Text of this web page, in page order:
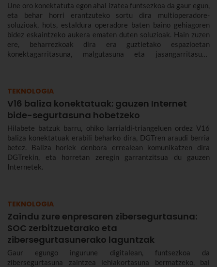
Une oro konektatuta egon ahal izatea funtsezkoa da gaur egun,
eta behar horri erantzuteko sortu dira multioperadore-
soluzioak, hots, estaldura operadore baten baino gehiagoren
bidez eskaintzeko aukera ematen duten soluzioak. Hain zuzen
ere, beharrezkoak dira era guztietako espazioetan
konektagarritasuna, malgutasuna eta jasangarritasuna
TEKNOLOGIA
V16 baliza konektatuak: gauzen Internet
bide-segurtasuna hobetzeko
Hilabete batzuk barru, ohiko larrialdi-triangeluen ordez V16
baliza konektatuak erabili beharko dira, DGTren araudi berria
betez. Baliza horiek denbora errealean komunikatzen dira
DGTrekin, eta horretan zeregin garrantzitsua du gauzen
Internetek.
TEKNOLOGIA
Zaindu zure enpresaren zibersegurtasuna:
SOC zerbitzuetarako eta
zibersegurtasunerako laguntzak
Gaur egungo ingurune digitalean, funtsezkoa da
zibersegurtasuna zaintzea lehiakortasuna bermatzeko, bai